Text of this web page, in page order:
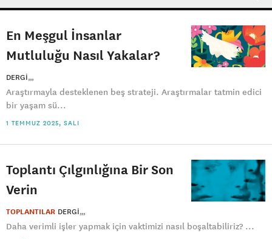
En Meşgul İnsanlar
Mutluluğu Nasıl Yakalar?
DERGI
Araştırmayla desteklenen beş strateji. Araştırmalar tatmin edici
bir yaşam sü...
1 TEMMUZ 2025, SALI
Toplantı Çılgınlığına Bir Son
Verin
TOPLANTILAR DERGI
Daha verimli işler yapmak için vaktimizi nasıl boşaltabiliriz? ...